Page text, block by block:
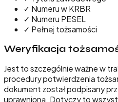
✓ Numeru w KRBR
✓ Numeru PESEL
✓ Pełnej tożsamości
Weryfikacja
Jest to szczególnie ważne w
procedury potwierdzenia
dokument został podpisany
uprawnioną. Dotyczy to